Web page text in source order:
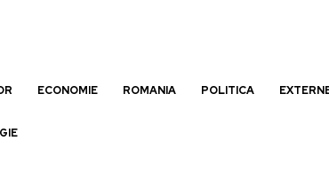
ECONOMIE ROMANIA POLITICA